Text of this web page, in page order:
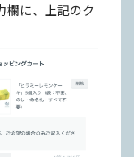
欄に、上記のク